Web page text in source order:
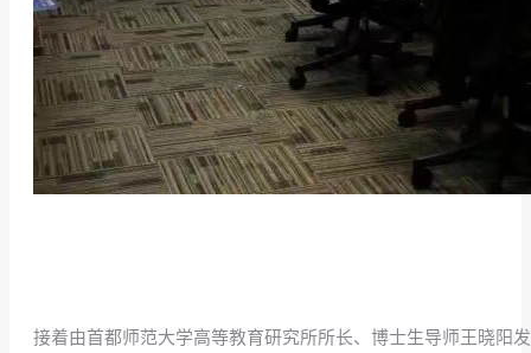
接着由首都师范大学高等教育研究所所长、博士生导师王晓阳